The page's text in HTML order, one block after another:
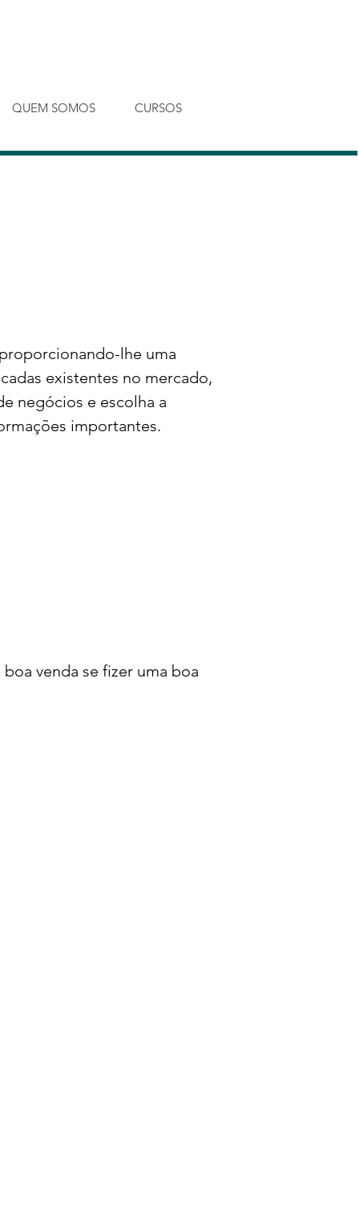
QUEM SOMOS CURSOS
lhe uma
existentes no mercado,
negócios e escolha a
importantes.
venda se fizer uma boa